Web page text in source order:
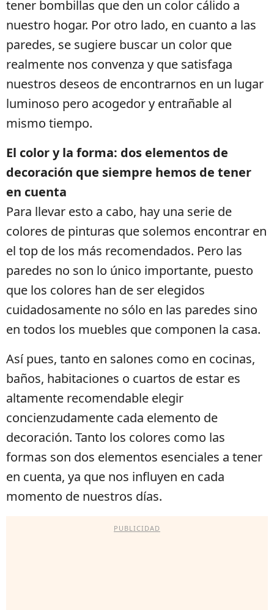
tener bombillas que den un color cálido a
nuestro hogar. Por otro lado, en cuanto a las
paredes, se sugiere buscar un color que
realmente nos convenza y que satisfaga
nuestros deseos de encontrarnos en un lugar
luminoso pero acogedor y entrañable al
mismo tiempo.
El color y la forma: dos elementos de
decoración que siempre hemos de tener
en cuenta
Para llevar esto a cabo, hay una serie de
colores de pinturas que solemos encontrar en
el top de los más recomendados. Pero las
paredes no son lo único importante, puesto
que los colores han de ser elegidos
cuidadosamente no sólo en las paredes sino
en todos los muebles que componen la casa.
Así pues, tanto en salones como en cocinas,
baños, habitaciones o cuartos de estar es
altamente recomendable elegir
concienzudamente cada elemento de
decoración. Tanto los colores como las
formas son dos elementos esenciales a tener
en cuenta, ya que nos influyen en cada
momento de nuestros días.
PUBLICIDAD